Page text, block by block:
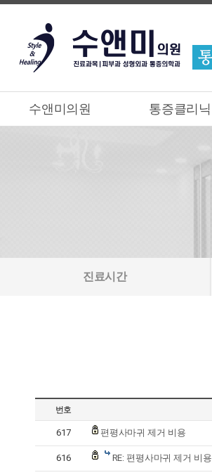
수앤미의원 통증클리닉
진료시간
번호
617 편평사마귀 제거 비용
616 RE: 편평사마귀 제거 비용